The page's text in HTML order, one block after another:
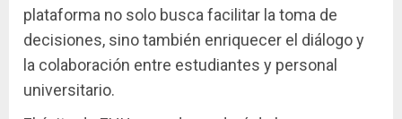
plataforma no solo busca facilitar la toma de
decisiones, sino también enriquecer el diálogo y
la colaboración entre estudiantes y personal
universitario.